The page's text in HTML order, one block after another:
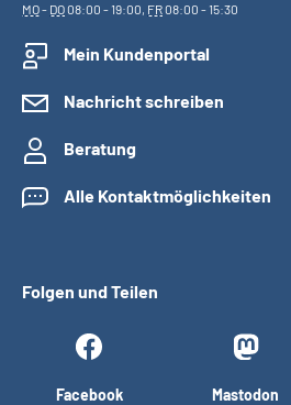
MO- DO08:00 - 19:00, FR08:00 - 15:30
Mein Kundenportal
Nachricht schreiben
Beratung
Alle Kontaktmöglichkeiten
Folgen und Teilen
Facebook Mastodon